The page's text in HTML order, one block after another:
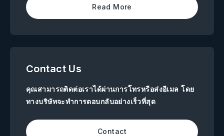
Read More
Contact Us
คุณสามารถติดต่อเราได้ผ่านการโทรหรือส่งอีเมล โดย
ทางบริษัทจะทำการตอบกลับอย่างเร็วที่สุด
Contact